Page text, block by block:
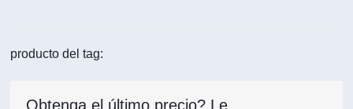
producto del tag:
Obtenga el último precio? Le